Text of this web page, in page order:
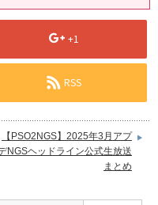
+1
RSS
【PSO2NGS】2025年3月アプ
NGSヘッドライン公式生放送
まとめ